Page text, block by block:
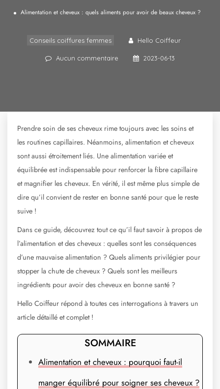
Alimentation et cheveux : quels aliments pour avoir de beaux cheveux ?
Conseils coiffures femmes Hello Coiffeur
Aucun commentaire 2023-06-13
Prendre soin de ses cheveux rime toujours avec les soins et
les routines capillaires. Néanmoins, alimentation et cheveux
sont aussi étroitement liés. Une alimentation variée et
équilibrée est indispensable pour renforcer la fibre capillaire
et magnifier les cheveux. En vérité, il est même plus simple de
dire qu’il convient de rester en bonne santé pour que le reste
suive !
Dans ce guide, découvrez tout ce qu’il faut savoir à propos de
l’alimentation et des cheveux : quelles sont les conséquences
d’une mauvaise alimentation ? Quels aliments privilégier pour
stopper la chute de cheveux ? Quels sont les meilleurs
ingrédients pour avoir des cheveux en bonne santé ?
Hello Coiffeur répond à toutes ces interrogations à travers un
article détaillé et complet !
SOMMAIRE
Alimentation et cheveux : pourquoi faut-il
manger équilibré pour soigner ses cheveux ?